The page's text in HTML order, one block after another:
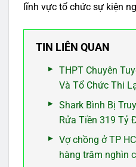
lĩnh vực tổ chức sự kiện
TIN LIÊN QUAN
THPT Chuyên
Và Tổ Chức Thi
Shark Bình Bị
Rửa Tiền 319 Tỷ
Vợ chồng ở TP
hàng trăm nghìn